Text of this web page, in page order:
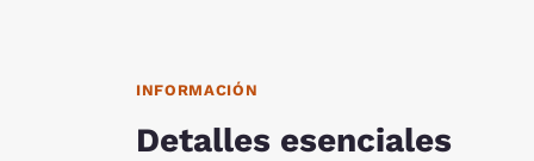
INFORMACIÓN
Detalles esenciales